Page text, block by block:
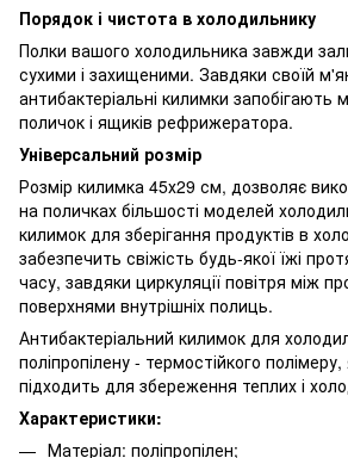
Порядок і чистота в холодильнику
Полки вашого холодильника завжди
сухими і захищеними. Завдяки своїй
антибактеріальні килимки запобігають
поличок і ящиків рефрижератора.
Універсальний розмір
Розмір килимка 45х29 см, дозволяє
на поличках більшості моделей
килимок для зберігання продуктів в
забезпечить свіжість будь-якої їжі
часу, завдяки циркуляції повітря між
поверхнями внутрішніх полиць.
Антибактеріальний килимок для
поліпропілену - термостійкого полімеру,
підходить для збереження теплих і
Характеристики:
Матеріал: поліпропілен;